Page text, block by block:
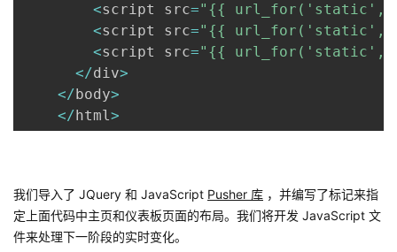
<script src="{{ url_for('static',
<script src="{{ url_for('static',
<script src="{{ url_for('static',
</div>
</body>
</html>
我们导入了 JQuery 和 JavaScript Pusher 库 ，并编写了标记来指
定上面代码中主页和仪表板页面的布局。我们将开发 JavaScript 文
件来处理下一阶段的实时变化。